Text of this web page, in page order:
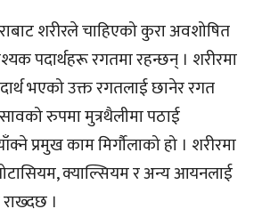
शरीरले चाहिएको कुरा अवशोषित
पदार्थहरू रगतमा रहन्छन् । शरीरमा
भएको उक्त रगतलाई छानेर रगत
रुपमा मुत्रथैलीमा पठाई
प्रमुख काम मिर्गौलाको हो । शरीरमा
क्याल्सियम र अन्य आयनलाई
।